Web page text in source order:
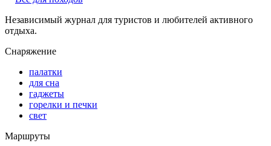
Независимый журнал для туристов и любителей активного
отдыха.
Снаряжение
палатки
для сна
гаджеты
горелки и печки
свет
Маршруты